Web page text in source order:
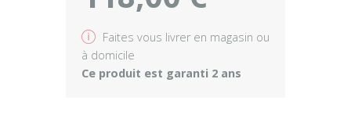
v Faites vous livrer en magasin ou
à domicile
Ce produit est garanti 2 ans